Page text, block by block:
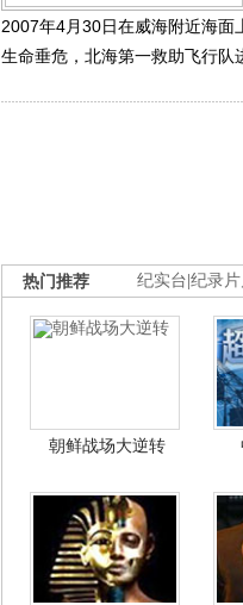
2007年4月30日在威海附近海面
生命垂危，北海第一救助飞行队
纪实台 纪录
热门推荐
朝鲜战场大逆转